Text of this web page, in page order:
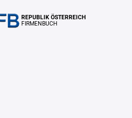
REPUBLIK ÖSTERREICH
FIRMENBUCH